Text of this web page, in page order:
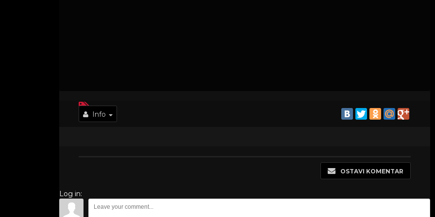
Info
OSTAVI KOMENTAR
Log in: